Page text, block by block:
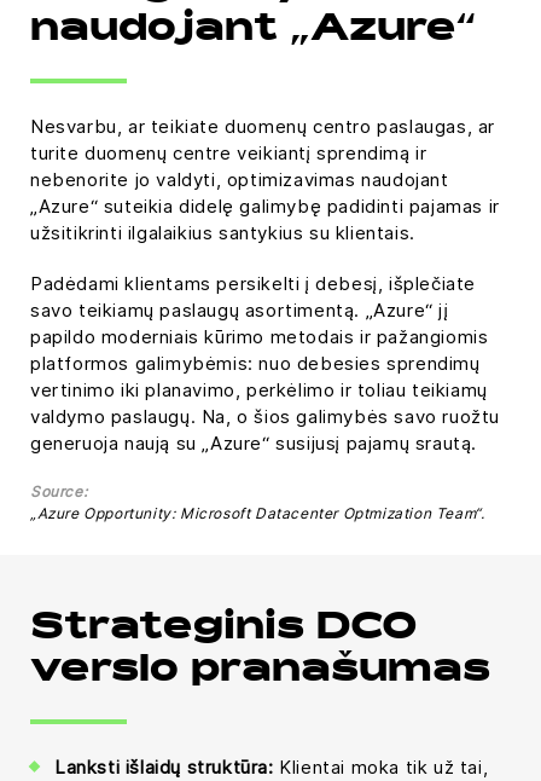
naudojant „Azure“
Nesvarbu, ar teikiate duomenų centro paslaugas, ar
turite duomenų centre veikiantį sprendimą ir
nebenorite jo valdyti, optimizavimas naudojant
„Azure“ suteikia didelę galimybę padidinti pajamas ir
užsitikrinti ilgalaikius santykius su klientais.
Padėdami klientams persikelti į debesį, išplečiate
savo teikiamų paslaugų asortimentą. „Azure“ jį
papildo moderniais kūrimo metodais ir pažangiomis
platformos galimybėmis: nuo debesies sprendimų
vertinimo iki planavimo, perkėlimo ir toliau teikiamų
valdymo paslaugų. Na, o šios galimybės savo ruožtu
generuoja naują su „Azure“ susijusį pajamų srautą.
Source:
„Azure Opportunity: Microsoft Datacenter Optmization Team“.
Strateginis DCO
verslo pranašumas
Lanksti išlaidų struktūra: Klientai moka tik už tai,